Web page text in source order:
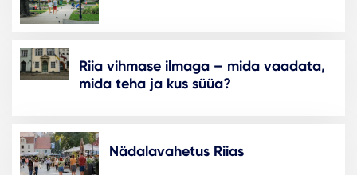
Riia vihmase ilmaga – mida vaadata,
mida teha ja kus süüa?
Nädalavahetus Riias